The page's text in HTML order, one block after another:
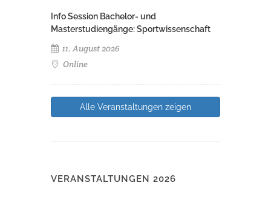
Info Session Bachelor- und
Masterstudiengänge: Sportwissenschaft
11. August 2026
Online
Alle Veranstaltungen zeigen
VERANSTALTUNGEN 2026